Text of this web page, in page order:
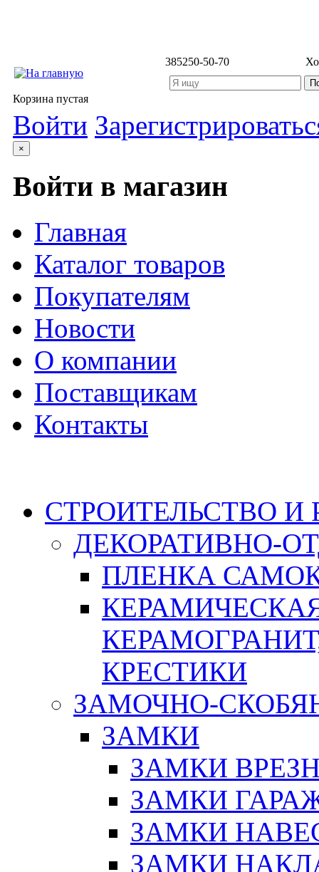
385250-50-70
Корзина пустая
Войти
×
Войти в магазин
Главная
Каталог товаров
Покупателям
Новости
О компании
Поставщикам
Контакты
СТРОИТЕЛЬСТВО И
ДЕКОРАТИВНО-
ПЛЕНКА
КРЕСТИКИ
ЗАМОЧНО-
ЗАМКИ
ЗАМКИ
ЗАМКИ
ЗАМКИ
ЗАМКИ